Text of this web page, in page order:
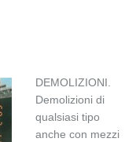
DEMOLIZIONI.
Demolizioni di
qualsiasi tipo
anche con mezzi